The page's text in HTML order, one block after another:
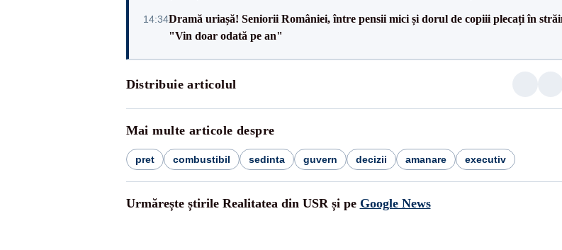
14:34Dramă uriașă! Seniorii României, între pensii mici și dorul de copiii plecați în
"Vin doar odată pe an"
Distribuie articolul
Mai multe articole despre
pret combustibil sedinta guvern decizii amanare executiv
Urmărește știrile Realitatea din USR și pe Google News